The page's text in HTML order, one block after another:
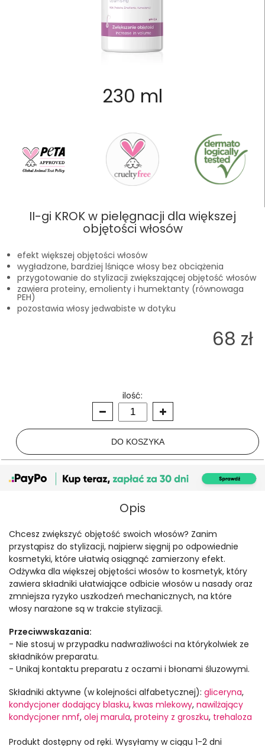
230 ml
II-gi KROK w pielęgnacji dla większej
objętości włosów
efekt większej objętości włosów
wygładzone, bardziej lśniące włosy bez obciążenia
przygotowanie do stylizacji zwiększającej objętość włosów
zawiera proteiny, emolienty i humektanty (równowaga
PEH)
pozostawia włosy jedwabiste w dotyku
68 zł
ilość:
Opis
Chcesz zwiększyć objętość swoich włosów? Zanim
przystąpisz do stylizacji, najpierw sięgnij po odpowiednie
kosmetyki, które ułatwią osiągnąć zamierzony efekt.
Odżywka dla większej objętości włosów to kosmetyk, który
zawiera składniki ułatwiające odbicie włosów u nasady oraz
zmniejsza ryzyko uszkodzeń mechanicznych, na które
włosy narażone są w trakcie stylizacji.
Przeciwwskazania:
- Nie stosuj w przypadku nadwrażliwości na którykolwiek ze
składników preparatu.
- Unikaj kontaktu preparatu z oczami i błonami śluzowymi.
Składniki aktywne (w kolejności alfabetycznej): gliceryna,
kondycjoner dodający blasku, kwas mlekowy, nawilżający
kondycjoner nmf, olej marula, proteiny z groszku, trehaloza
Produkt dostępny od ręki. Wysyłamy w ciągu 1-2 dni